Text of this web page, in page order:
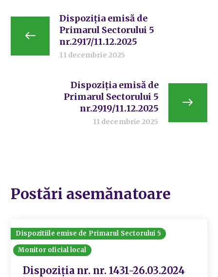
Dispoziția emisă de
Primarul Sectorului 5
nr.2917/11.12.2025
11 decembrie 2025
Dispoziția emisă de
Primarul Sectorului 5
nr.2919/11.12.2025
11 decembrie 2025
Postări asemănatoare
Dispozitiile emise de Primarul Sectorului 5
Monitor oficial local
Dispoziția nr. nr. 1431-26.03.2024